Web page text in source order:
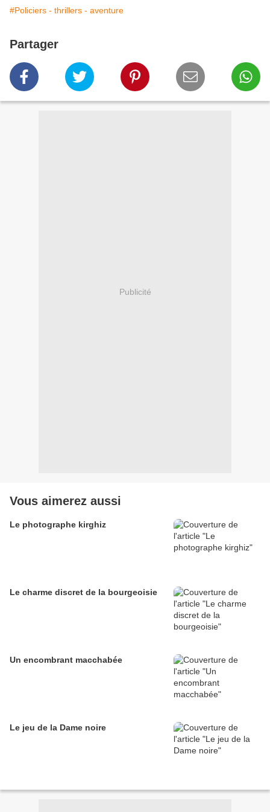
#Policiers - thrillers - aventure
Partager
Publicité
Vous aimerez aussi
Le photographe kirghiz
Le charme discret de la bourgeoisie
Un encombrant macchabée
Le jeu de la Dame noire